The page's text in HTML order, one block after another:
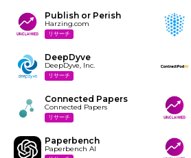
Publish or Perish
Harzing.com
リサーチ
DeepDyve
DeepDyve, Inc.
リサーチ
Connected Papers
Connected Papers
リサーチ
Paperbench
Paperbench AI